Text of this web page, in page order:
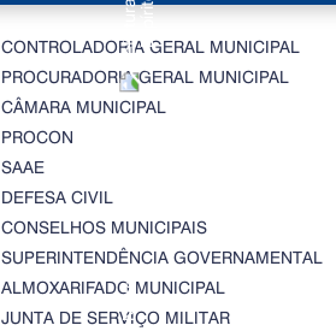
CONTROLADORIA GERAL MUNICIPAL
PROCURADORIA GERAL MUNICIPAL
CÂMARA MUNICIPAL
PROCON
SAAE
DEFESA CIVIL
CONSELHOS MUNICIPAIS
SUPERINTENDÊNCIA GOVERNAMENTAL
ALMOXARIFADO MUNICIPAL
JUNTA DE SERVIÇO MILITAR